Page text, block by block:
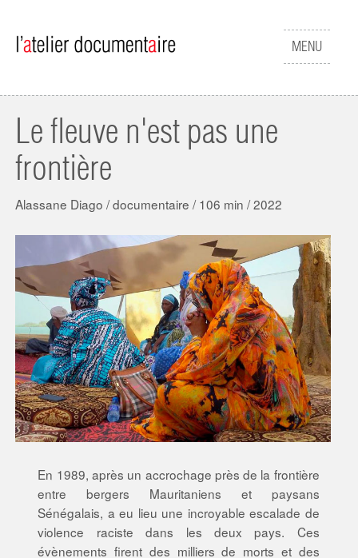
Afficher
le
MENU
Le fleuve n'est pas une
frontière
Alassane Diago / documentaire / 106 min / 2022
En 1989, après un accrochage près de la frontière
entre bergers Mauritaniens et paysans
Sénégalais, a eu lieu une incroyable escalade de
violence raciste dans les deux pays. Ces
évènements firent des milliers de morts et des